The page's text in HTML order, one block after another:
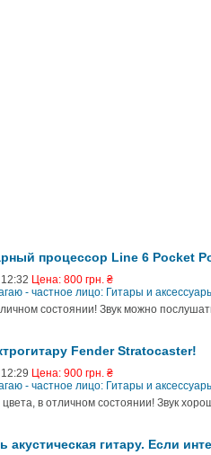
процессор Line 6 Pocket
Цена: 800 грн. ₴
- частное лицо: Гитары и
состоянии! Звук можно
Fender Stratocaster!
Цена: 900 грн. ₴
- частное лицо: Гитары и
цвета, в отличном состоянии! Звук
акустическая гитару. Если